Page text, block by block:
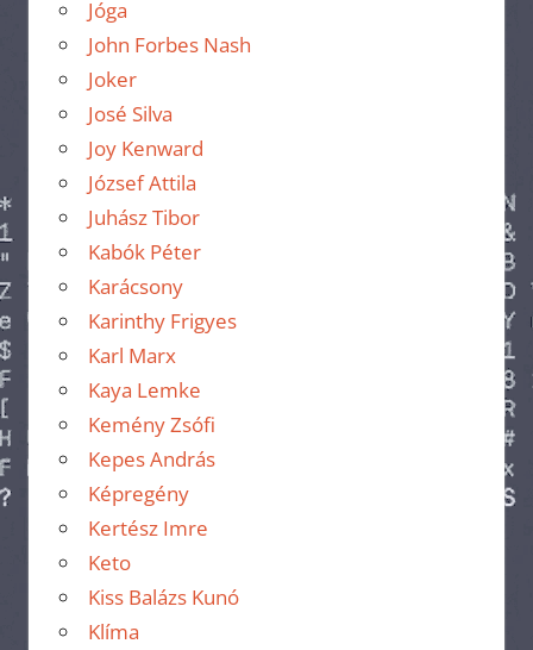
Jóga
John Forbes Nash
Joker
José Silva
Joy Kenward
József Attila
Juhász Tibor
Kabók Péter
Karácsony
Karinthy Frigyes
Karl Marx
Kaya Lemke
Kemény Zsófi
Kepes András
Képregény
Kertész Imre
Keto
Kiss Balázs Kunó
Klíma